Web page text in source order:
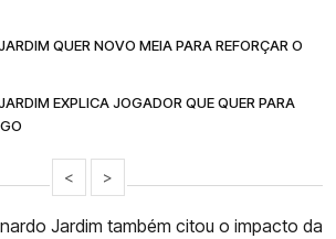
QUER NOVO MEIA PARA REFORÇAR O
EXPLICA JOGADOR QUE QUER PARA
< >
Jardim também citou o impacto da